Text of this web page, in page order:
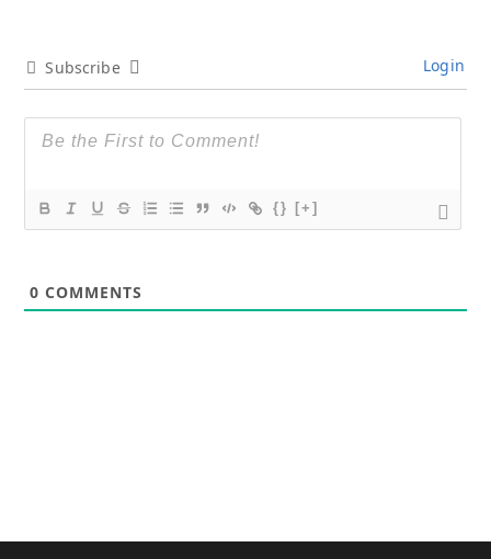
Subscribe Login
{} [+]
0 COMMENTS